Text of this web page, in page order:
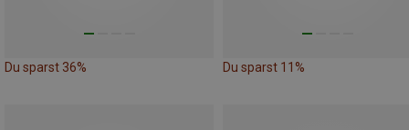
Du sparst 36% Du sparst 11%